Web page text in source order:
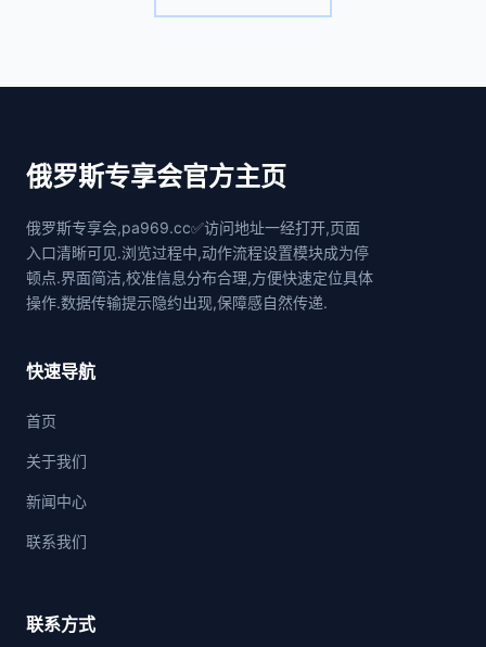
俄罗斯专享会官方主页
俄罗斯专享会,pa969.cc✅访问地址一经打开,页面
入口清晰可见.浏览过程中,动作流程设置模块成为停
顿点.界面简洁,校准信息分布合理,方便快速定位具体
操作.数据传输提示隐约出现,保障感自然传递.
快速导航
首页
关于我们
新闻中心
联系我们
联系方式